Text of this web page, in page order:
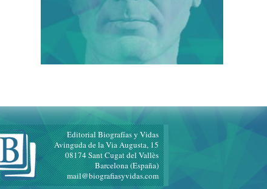
Editorial Biografías y Vidas
Avinguda de la Via Augusta, 15
08174 Sant Cugat del Vallès
Barcelona (España)
mail@biografiasyvidas.com